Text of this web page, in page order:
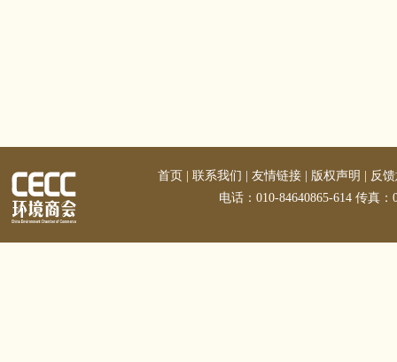
首页 联系我们 友情链接 版权声明
反
电话：010-84640865-614 传真